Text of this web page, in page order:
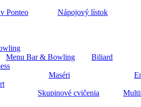
Ponteo Nápojový lístok
Menu Bar & Bowling
Biliard
Maséri
Skupinové cvičenia